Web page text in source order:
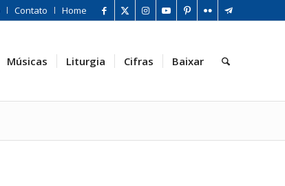
Contato Home
Músicas Liturgia Cifras Baixar